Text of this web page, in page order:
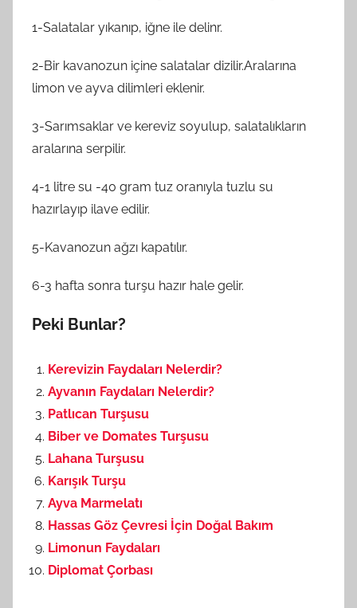
1-Salatalar yıkanıp, iğne ile delinr.
2-Bir kavanozun içine salatalar dizilir.Aralarına
limon ve ayva dilimleri eklenir.
3-Sarımsaklar ve kereviz soyulup, salatalıkların
aralarına serpilir.
4-1 litre su -40 gram tuz oranıyla tuzlu su
hazırlayıp ilave edilir.
5-Kavanozun ağzı kapatılır.
6-3 hafta sonra turşu hazır hale gelir.
Peki Bunlar?
Kerevizin Faydaları Nelerdir?
Ayvanın Faydaları Nelerdir?
Patlıcan Turşusu
Biber ve Domates Turşusu
Lahana Turşusu
Karışık Turşu
Ayva Marmelatı
Hassas Göz Çevresi İçin Doğal Bakım
Limonun Faydaları
Diplomat Çorbası